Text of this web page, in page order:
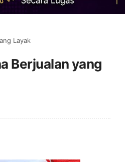
Layak
Berjualan yang